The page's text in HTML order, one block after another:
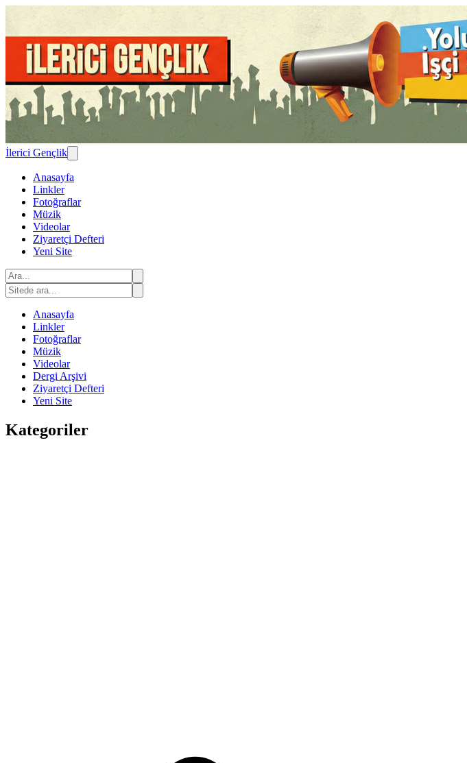
İlerici Gençlik
Anasayfa
Linkler
Fotoğraflar
Müzik
Videolar
Ziyaretçi Defteri
Yeni Site
Anasayfa
Linkler
Fotoğraflar
Müzik
Videolar
Dergi Arşivi
Ziyaretçi Defteri
Yeni Site
Kategoriler